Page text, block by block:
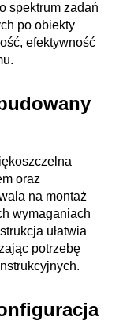
spektrum zadań
po obiekty
efektywność
oraz
na montaż
wymaganiach
ułatwia
potrzebę